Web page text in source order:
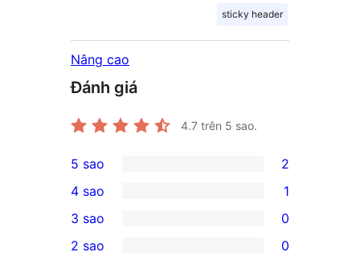
sticky header
Nâng cao
Đánh giá
4.7 trên 5 sao.
2
5-
star
reviews
5 sao 2
4-
star
4 sao 1
0
3-
3 sao 0
2 sao 0